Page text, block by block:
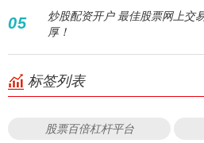
05
炒股配资开户 最佳股票网上交
厚！
标签列表
股票百倍杠杆平台